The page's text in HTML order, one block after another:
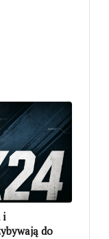
i
do